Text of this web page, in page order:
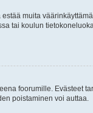
muita
tai koulun
foorumille. Evästeet
poistaminen voi auttaa.